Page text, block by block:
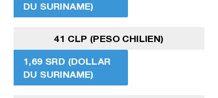
DU SURINAME)
41 CLP (PESO CHILIEN)
1,69 SRD (DOLLAR
DU SURINAME)